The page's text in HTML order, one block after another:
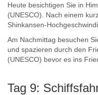
Heute besichtigen Sie in
(UNESCO). Nach einem
Shinkansen-
Am Nachmittag besuchen
und spazieren durch den
(UNESCO) bevor es ins
Tag 9: